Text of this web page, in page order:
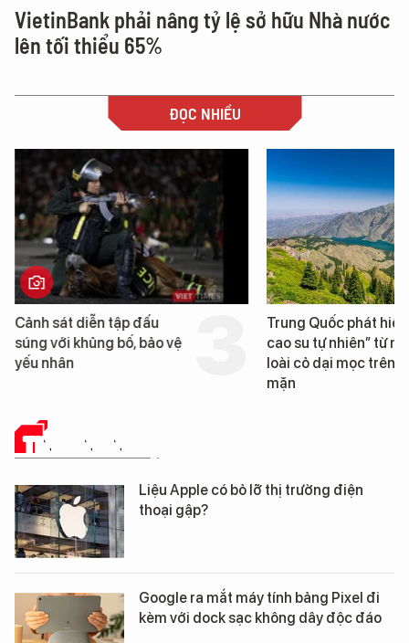
VietinBank phải nâng tỷ lệ sở hữu Nhà nước
lên tối thiểu 65%
ĐỌC NHIỀU
Cảnh sát diễn tập đấu
súng với khủng bố, bảo vệ
yếu nhân
Trung Quốc phát hiện
cao su tự nhiên” từ
loài cỏ dại mọc trên
mặn
TIN CÔNG NGHỆ
Liệu Apple có bỏ lỡ thị trường điện
thoại gập?
Google ra mắt máy tính bảng Pixel đi
kèm với dock sạc không dây độc đáo